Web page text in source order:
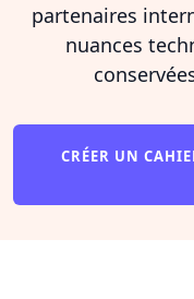
partenaires
nuances
CRÉER UN